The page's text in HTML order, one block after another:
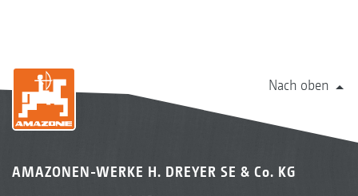
Nach oben
AMAZONEN-WERKE H. DREYER SE & Co. KG